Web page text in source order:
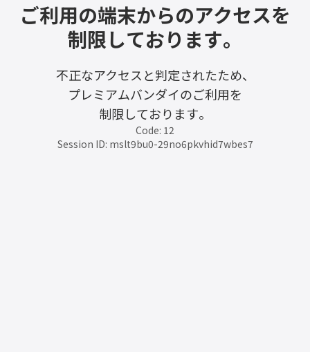
ご利用の端末からのアクセスを
制限しております。
不正なアクセスと判定されたため、
プレミアムバンダイのご利用を
制限しております。
Code: 12
Session ID: mslt9bu0-29no6pkvhid7wbes7